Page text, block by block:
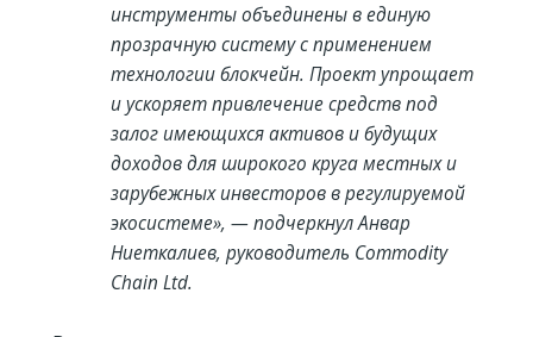
инструменты объединены в единую
прозрачную систему с применением
технологии блокчейн. Проект упрощает
и ускоряет привлечение средств под
залог имеющихся активов и будущих
доходов для широкого круга местных и
зарубежных инвесторов в регулируемой
экосистеме», — подчеркнул Анвар
Ниеткалиев, руководитель Commodity
Chain Ltd.